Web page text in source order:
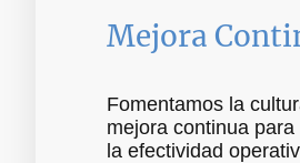
Mejora
Fomentamos la
mejora continua
la efectividad